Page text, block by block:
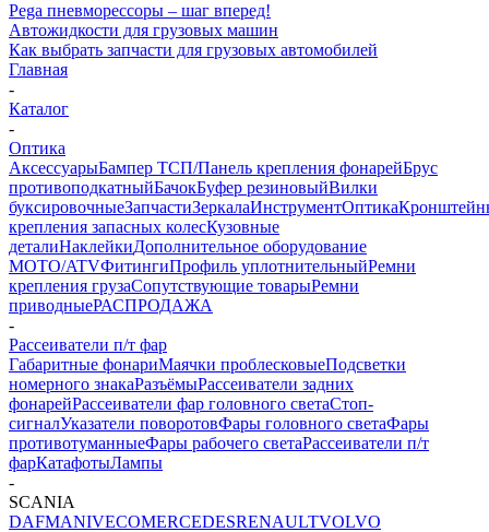
Pega пневморессоры – шаг вперед!
Автожидкости для грузовых машин
Как выбрать запчасти для грузовых автомобилей
Главная
-
Каталог
-
Оптика
АксессуарыБампер ТСП/Панель крепления фонарейБрус
противоподкатныйБачокБуфер резиновыйВилки
буксировочныеЗапчастиЗеркалаИнструментОптика
крепления запасных колесКузовные
деталиНаклейкиДополнительное оборудование
MOTO/ATVФитингиПрофиль уплотнительныйРемни
крепления грузаСопутствующие товарыРемни
приводныеРАСПРОДАЖА
-
Рассеиватели п/т фар
Габаритные фонариМаячки проблесковыеПодсветки
номерного знакаРазъёмыРассеиватели задних
фонарейРассеиватели фар головного светаСтоп-
сигналУказатели поворотовФары головного светаФары
противотуманныеФары рабочего светаРассеиватели п/т
фарКатафотыЛампы
-
SCANIA
DAFMANIVECOMERCEDESRENAULTVOLVO